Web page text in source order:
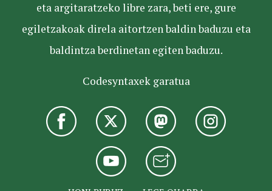
eta argitaratzeko libre zara, beti ere, gure
egiletzakoak direla aitortzen baldin baduzu eta
baldintza berdinetan egiten baduzu.
Codesyntaxek garatua